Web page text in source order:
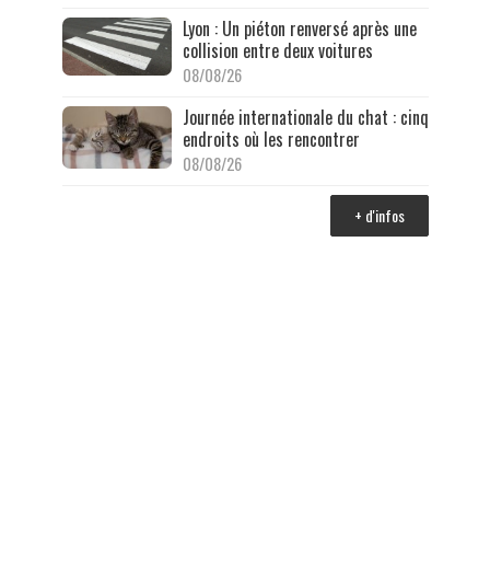
Lyon : Un piéton renversé après une
collision entre deux voitures
08/08/26
Journée internationale du chat : cinq
endroits où les rencontrer
08/08/26
+ d'infos